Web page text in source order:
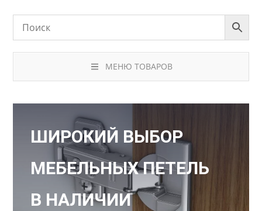
МЕНЮ ТОВАРОВ
ШИРОКИЙ ВЫБОР
МЕБЕЛЬНЫХ ПЕТЕЛЬ
В НАЛИЧИИ